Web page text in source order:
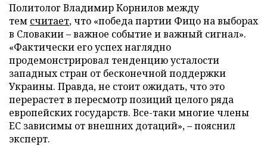
Политолог Владимир Корнилов между
тем считает, что «победа партии Фицо на выборах
в Словакии – важное событие и важный сигнал».
«Фактически его успех наглядно
продемонстрировал тенденцию усталости
западных стран от бесконечной поддержки
Украины. Правда, не стоит ожидать, что это
перерастет в пересмотр позиций целого ряда
европейских государств. Все-таки многие члены
ЕС зависимы от внешних дотаций», – пояснил
эксперт.